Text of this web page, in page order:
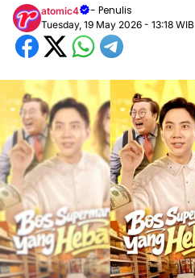
atomic4 - Penulis
Tuesday, 19 May 2026 - 13:18 WIB